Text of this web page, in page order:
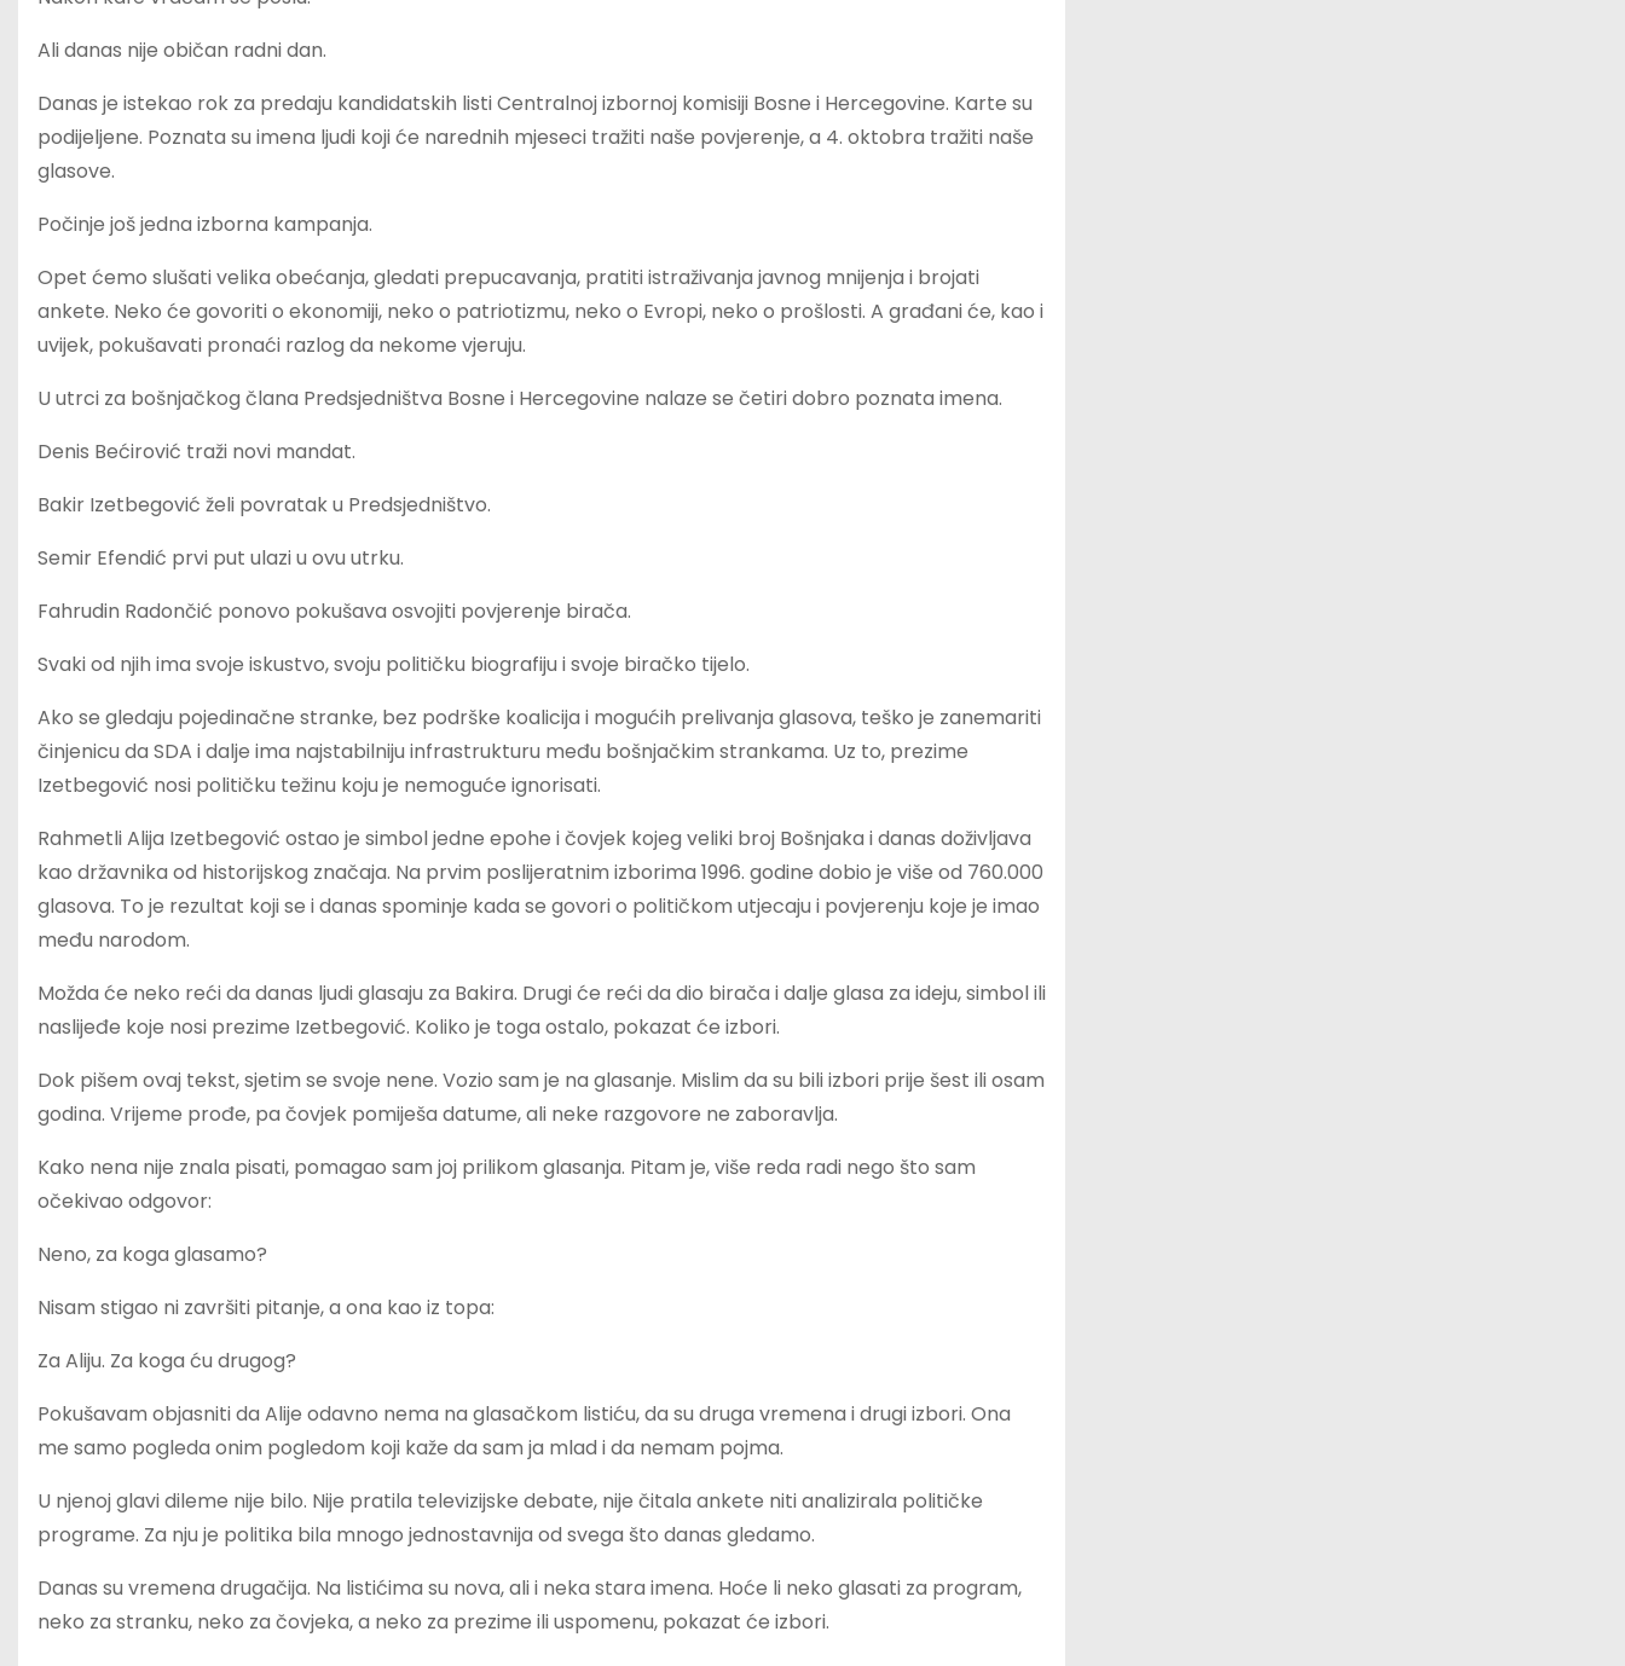
Ali danas nije običan radni dan.
Danas je istekao rok za predaju kandidatskih listi Centralnoj izbornoj komisiji Bosne i Hercegovine. Karte su
podijeljene. Poznata su imena ljudi koji će narednih mjeseci tražiti naše povjerenje, a 4. oktobra tražiti naše
glasove.
Počinje još jedna izborna kampanja.
Opet ćemo slušati velika obećanja, gledati prepucavanja, pratiti istraživanja javnog mnijenja i brojati
ankete. Neko će govoriti o ekonomiji, neko o patriotizmu, neko o Evropi, neko o prošlosti. A građani će, kao i
uvijek, pokušavati pronaći razlog da nekome vjeruju.
U utrci za bošnjačkog člana Predsjedništva Bosne i Hercegovine nalaze se četiri dobro poznata imena.
Denis Bećirović traži novi mandat.
Bakir Izetbegović želi povratak u Predsjedništvo.
Semir Efendić prvi put ulazi u ovu utrku.
Fahrudin Radončić ponovo pokušava osvojiti povjerenje birača.
Svaki od njih ima svoje iskustvo, svoju političku biografiju i svoje biračko tijelo.
Ako se gledaju pojedinačne stranke, bez podrške koalicija i mogućih prelivanja glasova, teško je zanemariti
činjenicu da SDA i dalje ima najstabilniju infrastrukturu među bošnjačkim strankama. Uz to, prezime
Izetbegović nosi političku težinu koju je nemoguće ignorisati.
Rahmetli Alija Izetbegović ostao je simbol jedne epohe i čovjek kojeg veliki broj Bošnjaka i danas doživljava
kao državnika od historijskog značaja. Na prvim poslijeratnim izborima 1996. godine dobio je više od 760.000
glasova. To je rezultat koji se i danas spominje kada se govori o političkom utjecaju i povjerenju koje je imao
među narodom.
Možda će neko reći da danas ljudi glasaju za Bakira. Drugi će reći da dio birača i dalje glasa za ideju, simbol ili
naslijeđe koje nosi prezime Izetbegović. Koliko je toga ostalo, pokazat će izbori.
Dok pišem ovaj tekst, sjetim se svoje nene. Vozio sam je na glasanje. Mislim da su bili izbori prije šest ili osam
godina. Vrijeme prođe, pa čovjek pomiješa datume, ali neke razgovore ne zaboravlja.
Kako nena nije znala pisati, pomagao sam joj prilikom glasanja. Pitam je, više reda radi nego što sam
očekivao odgovor:
Neno, za koga glasamo?
Nisam stigao ni završiti pitanje, a ona kao iz topa:
Za Aliju. Za koga ću drugog?
Pokušavam objasniti da Alije odavno nema na glasačkom listiću, da su druga vremena i drugi izbori. Ona
me samo pogleda onim pogledom koji kaže da sam ja mlad i da nemam pojma.
U njenoj glavi dileme nije bilo. Nije pratila televizijske debate, nije čitala ankete niti analizirala političke
programe. Za nju je politika bila mnogo jednostavnija od svega što danas gledamo.
Danas su vremena drugačija. Na listićima su nova, ali i neka stara imena. Hoće li neko glasati za program,
neko za stranku, neko za čovjeka, a neko za prezime ili uspomenu, pokazat će izbori.